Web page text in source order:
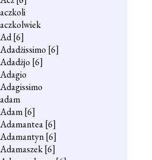
aczkoli
aczkolwiek
Ad[6]
Adadżissimo [6]
Adadżjo [6]
Adagio
Adagissimo
adam
Adam[6]
Adamantea[6]
Adamantyn[6]
Adamaszek[6]